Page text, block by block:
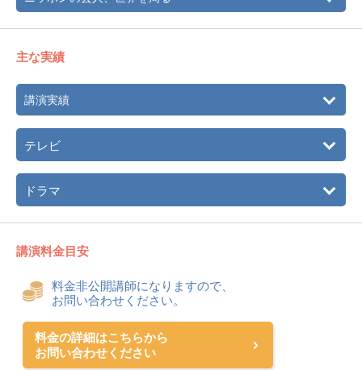
主な実績
講演実績
テレビ
ドラマ
講演料金目安
料金非公開講師になりますので、
お問い合わせください。
料金の詳細はこちらから
お問い合わせください